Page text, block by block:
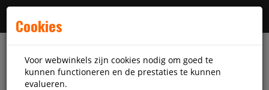
Cookies
Voor webwinkels zijn cookies nodig om goed te
kunnen functioneren en de prestaties te kunnen
evalueren.